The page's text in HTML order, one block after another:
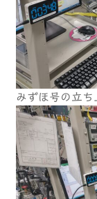
みずほ号の立ち